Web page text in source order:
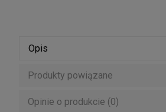
Opis
Produkty powiązane
Opinie o produkcie (0)